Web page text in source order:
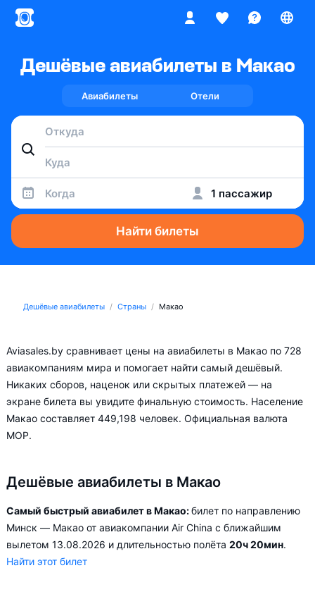
Дешёвые авиабилеты в Макао
Авиабилеты Отели
Когда 1 пассажир
Найти билеты
Дешёвые авиабилеты Страны Макао
Aviasales.by сравнивает цены на авиабилеты в Макао по 728
авиакомпаниям мира и помогает найти самый дешёвый.
Никаких сборов, наценок или скрытых платежей — на
экране билета вы увидите финальную стоимость. Население
Макао составляет 449,198 человек. Официальная валюта
MOP.
Дешёвые авиабилеты в Макао
Самый быстрый авиабилет в Макао:билет по направлению
Минск — Макао от авиакомпании Air China с ближайшим
вылетом 13.08.2026 и длительностью полёта 20ч 20мин.
Найти этот билет